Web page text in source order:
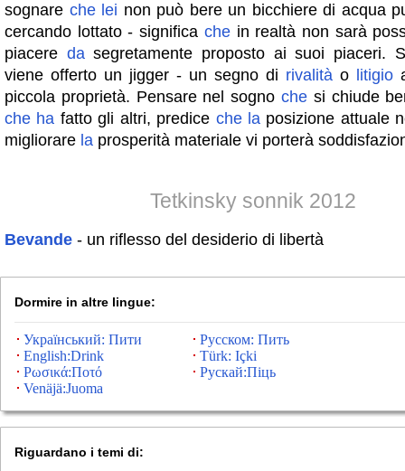
sognare che lei non può bere un bicchiere di acqua
cercando lottato - significa chein realtà non sarà
piacere dasegretamente proposto ai suoi piaceri.
viene offerto un jigger - un segno di rivalità o litigio
piccola proprietà. Pensare nel sogno che si chiude
che ha fatto gli altri, predice che laposizione attuale
migliorare la prosperità materiale vi porterà
Tetkinsky sonnik 2012
Bevande - un riflesso del desiderio di libertà
Dormire in altre lingue:
Український: Пити
Русском: Пить
English:Drink
Türk: Içki
Ρωσικά:Ποτό
Рускай:Піць
Venäjä:Juoma
Riguardano i temi di: